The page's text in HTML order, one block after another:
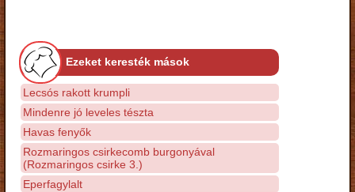
Ezeket keresték mások
Lecsós rakott krumpli
Mindenre jó leveles tészta
Havas fenyők
Rozmaringos csirkecomb burgonyával
(Rozmaringos csirke 3.)
Eperfagylalt